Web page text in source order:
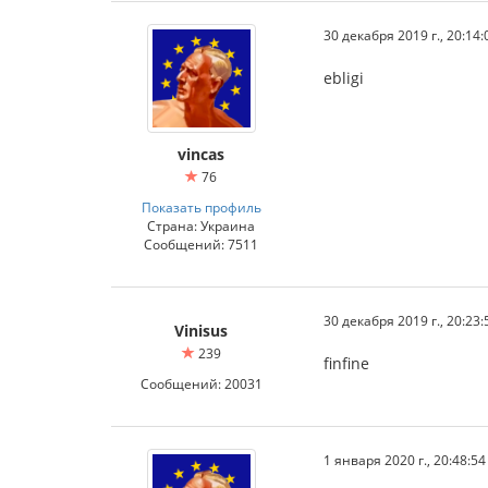
vincas
76
Показать профиль
Страна: Украина
Сообщений: 7511
30 декабря 2019 г.,
ebligi
Vinisus
239
Сообщений: 20031
30 декабря 2019 г.,
finfine
1 января 2020 г., 20:48:54